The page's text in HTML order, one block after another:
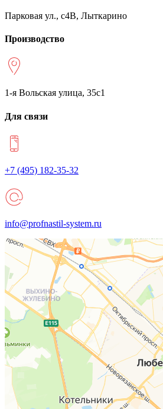
Парковая ул., с4В, Лыткарино
Производство
1-я Вольская улица, 35с1
Для связи
+7 (495) 182-35-32
info@profnastil-system.ru